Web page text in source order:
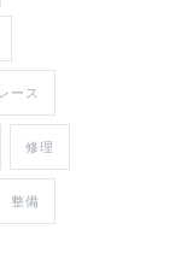
ース
修理
整備